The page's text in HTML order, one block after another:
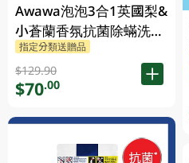
Awawa泡泡3合1英國梨&
小蒼蘭香氛抗菌除蟎洗衣
珠 60PC
指定分類送贈品
$129.90
$70.00